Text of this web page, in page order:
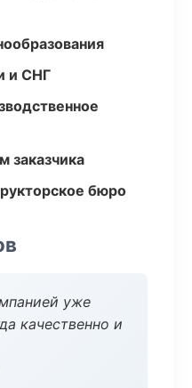
и СНГ
заказчика
бюро
уже
качественно и